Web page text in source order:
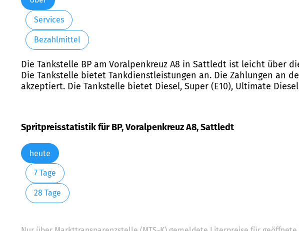
Services
Bezahlmittel
Die Tankstelle BP am Voralpenkreuz A8 in Sattledt ist leicht über
Die Tankstelle bietet Tankdienstleistungen an. Die Zahlungen an
akzeptiert. Die Tankstelle bietet Diesel, Super (E10), Ultimate
Spritpreisstatistik für BP, Voralpenkreuz A8, Sattledt
heute
7 Tage
28 Tage